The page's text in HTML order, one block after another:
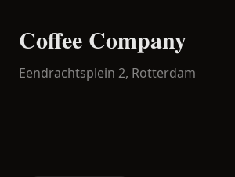
Coffee Company
Eendrachtsplein 2, Rotterdam